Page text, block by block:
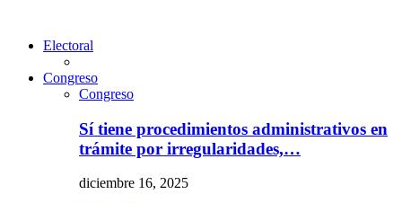
Electoral
Congreso
Congreso
Sí tiene procedimientos administrativos en
trámite por irregularidades,…
diciembre 16, 2025